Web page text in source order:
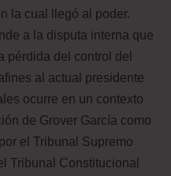
la cual llegó al poder.
a la disputa interna que
pérdida del control del
al actual presidente
ocurre en un contexto
de Grover García como
el Tribunal Supremo
Tribunal Constitucional